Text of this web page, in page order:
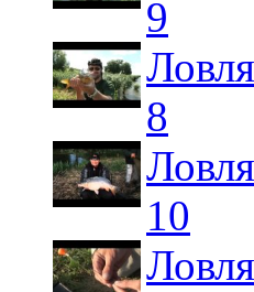
9
8
10